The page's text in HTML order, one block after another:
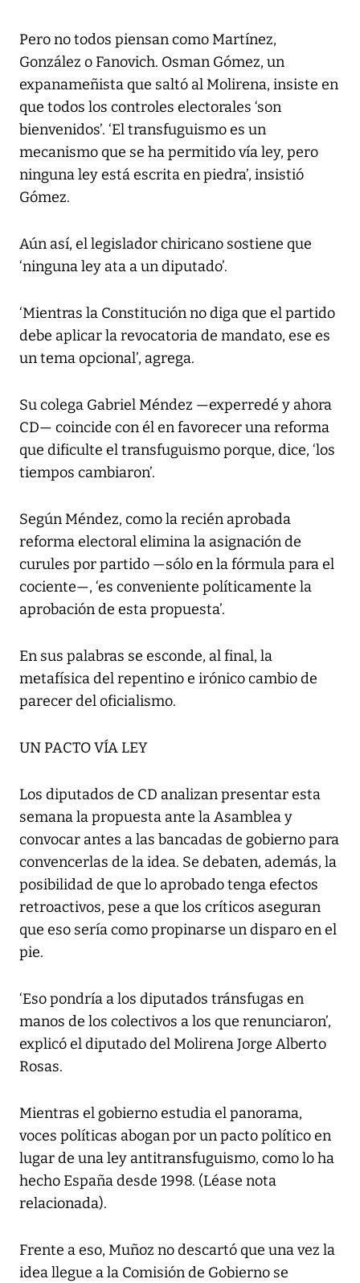
Pero no todos piensan como Martínez,
González o Fanovich. Osman Gómez, un
expanameñista que saltó al Molirena, insiste en
que todos los controles electorales ‘son
bienvenidos’. ‘El transfuguismo es un
mecanismo que se ha permitido vía ley, pero
ninguna ley está escrita en piedra’, insistió
Gómez.
Aún así, el legislador chiricano sostiene que
‘ninguna ley ata a un diputado’.
‘Mientras la Constitución no diga que el partido
debe aplicar la revocatoria de mandato, ese es
un tema opcional’, agrega.
Su colega Gabriel Méndez —experredé y ahora
CD— coincide con él en favorecer una reforma
que dificulte el transfuguismo porque, dice, ‘los
tiempos cambiaron’.
Según Méndez, como la recién aprobada
reforma electoral elimina la asignación de
curules por partido —sólo en la fórmula para el
cociente—, ‘es conveniente políticamente la
aprobación de esta propuesta’.
En sus palabras se esconde, al final, la
metafísica del repentino e irónico cambio de
parecer del oficialismo.
UN PACTO VÍA LEY
Los diputados de CD analizan presentar esta
semana la propuesta ante la Asamblea y
convocar antes a las bancadas de gobierno para
convencerlas de la idea. Se debaten, además, la
posibilidad de que lo aprobado tenga efectos
retroactivos, pese a que los críticos aseguran
que eso sería como propinarse un disparo en el
pie.
‘Eso pondría a los diputados tránsfugas en
manos de los colectivos a los que renunciaron’,
explicó el diputado del Molirena Jorge Alberto
Rosas.
Mientras el gobierno estudia el panorama,
voces políticas abogan por un pacto político en
lugar de una ley antitransfuguismo, como lo ha
hecho España desde 1998. (Léase nota
relacionada).
Frente a eso, Muñoz no descartó que una vez la
idea llegue a la Comisión de Gobierno se